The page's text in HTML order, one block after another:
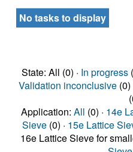
No tasks to display
State: All (0) · In progress
Validation inconclusive(0)
Application: All (0) · 14e
Sieve (0) · 15e Lattice
16e Lattice Sieve for